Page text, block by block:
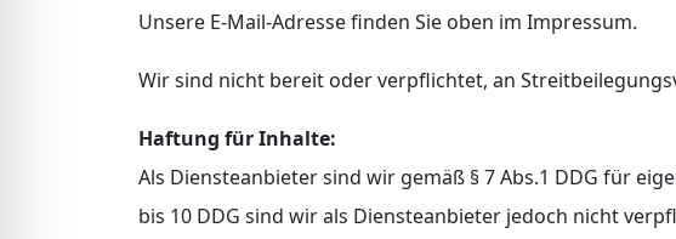
Unsere E-Mail-Adresse finden Sie oben im Impressum.
Wir sind nicht bereit oder verpflichtet, an
Haftung für Inhalte:
Als Diensteanbieter sind wir gemäß § 7 Abs.1 DDG für
bis 10 DDG sind wir als Diensteanbieter jedoch nicht